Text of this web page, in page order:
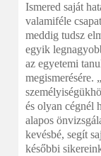
Ismered saját
valamiféle
meddig tudsz
egyik
az egyetemi
megismerésére.
és olyan cégnél
alapos
kevésbé, segít
későbbi